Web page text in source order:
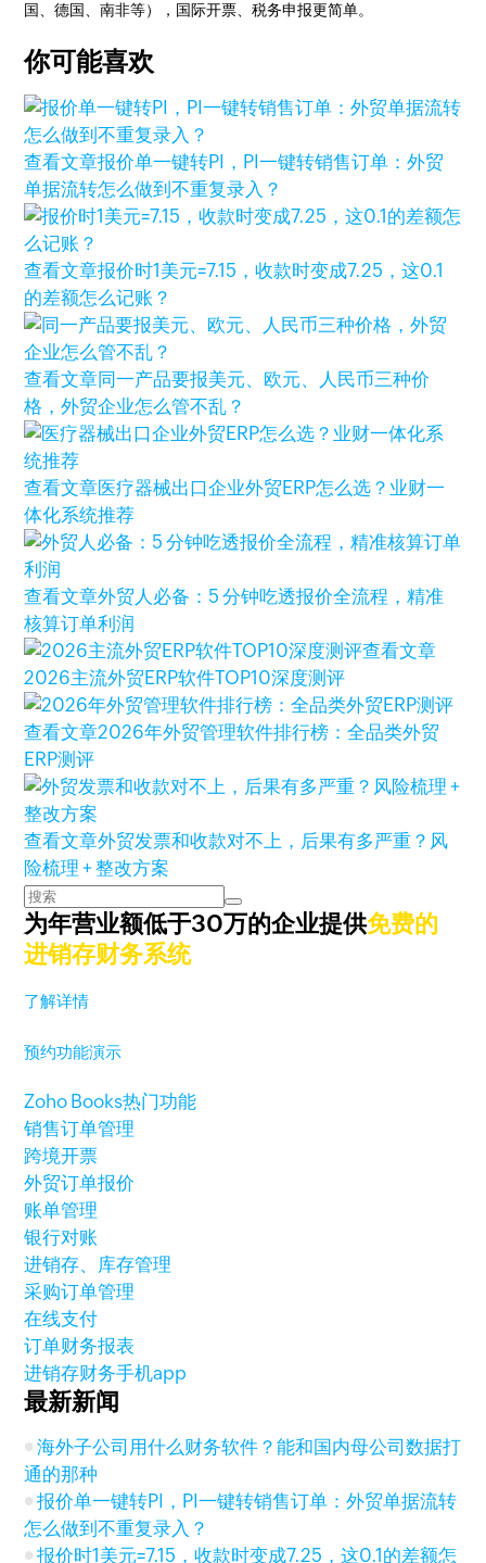
国、德国、南非等），国际开票、税务申报更简单。
你可能喜欢
查看文章报价单一键转PI，PI一键转销售订单：外贸
单据流转怎么做到不重复录入？
查看文章报价时1美元=7.15，收款时变成7.25，这0.1
的差额怎么记账？
查看文章同一产品要报美元、欧元、人民币三种价
格，外贸企业怎么管不乱？
查看文章医疗器械出口企业外贸ERP怎么选？业财一
体化系统推荐
查看文章外贸人必备：5 分钟吃透报价全流程，精准
核算订单利润
查看文章
2026主流外贸ERP软件TOP10深度测评
查看文章2026年外贸管理软件排行榜：全品类外贸
ERP测评
查看文章外贸发票和收款对不上，后果有多严重？风
险梳理 + 整改方案
为年营业额低于30万的企业提供免费的
进销存财务系统
了解详情
预约功能演示
Zoho Books热门功能
销售订单管理
跨境开票
外贸订单报价
账单管理
银行对账
进销存、库存管理
采购订单管理
在线支付
订单财务报表
进销存财务手机app
最新新闻
海外子公司用什么财务软件？能和国内母公司数据打
通的那种
报价单一键转PI，PI一键转销售订单：外贸单据流转
怎么做到不重复录入？
报价时1美元=7.15，收款时变成7.25，这0.1的差额怎